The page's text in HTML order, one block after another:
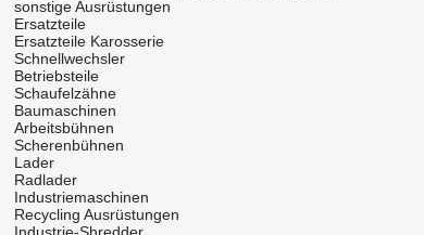
sonstige Ausrüstungen
Ersatzteile
Ersatzteile Karosserie
Schnellwechsler
Betriebsteile
Schaufelzähne
Baumaschinen
Arbeitsbühnen
Scherenbühnen
Lader
Radlader
Industriemaschinen
Recycling Ausrüstungen